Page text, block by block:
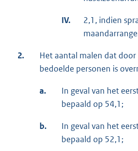
IV.
2,1, indien
2.
Het aantal malen dat
bedoelde personen is
a.
In geval van het
bepaald op 54,1;
b.
In geval van het
bepaald op 52,1;